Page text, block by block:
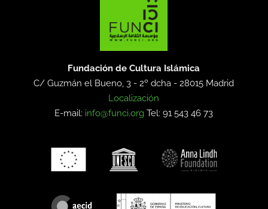
Fundación de Cultura Islámica
C/ Guzmán el Bueno, 3 - 2º dcha -28015 Madrid
Localización
E-mail: info@funci.org Tel: 91 543 46 73